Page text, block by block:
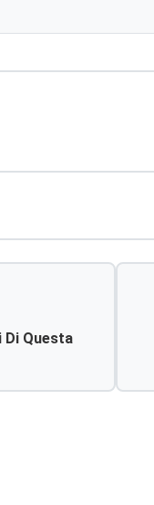
Di Questa